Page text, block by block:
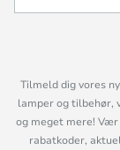
Tilmeld dig vores
lamper og tilbehør,
og meget mere!
rabatkoder,